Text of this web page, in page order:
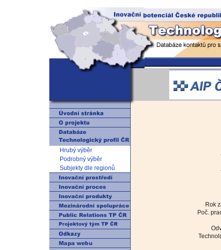
Hrubý výběr
Podrobný výběr
Subjekty dle regionů
Rok
Poč.